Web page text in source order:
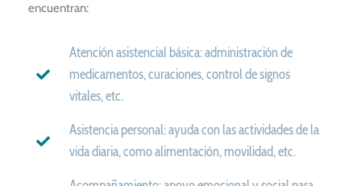
encuentran:
Atención asistencial básica: administración de
medicamentos, curaciones, control de signos
vitales, etc.
Asistencia personal: ayuda con las actividades de la
vida diaria, como alimentación, movilidad, etc.